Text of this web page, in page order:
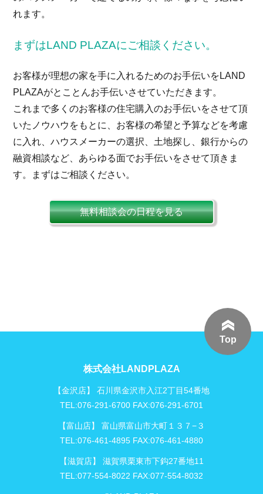
れます。
まずはLAND PLAZAにご相談ください。
お客様が理想の家を手に入れるためのお手伝いをLAND
PLAZAがとことんお手伝いさせていただきます。
これまで多くのお客様の住宅購入のお手伝いをさせて頂
いたノウハウをもとに、お客様の希望と予算などを考慮
に入れ、ハウスメーカーの選択、土地探し、銀行からの
融資相談など、あらゆる面でお手伝いをさせて頂きま
す。まずはご相談ください。
無料相談会の日程を見る
Top
株式会社LANDPLAZA
【金沢店】 石川県金沢市入江2丁目54番地
TEL:076-291-6700 FAX:076-291-6701
【富山店】 富山県富山市大町１３７−３
TEL:076-461-4895 FAX:076-461-4880
【滋賀店】 滋賀県栗東市下鈎27番地11
TEL:077-554-8022 FAX:077-554-8032